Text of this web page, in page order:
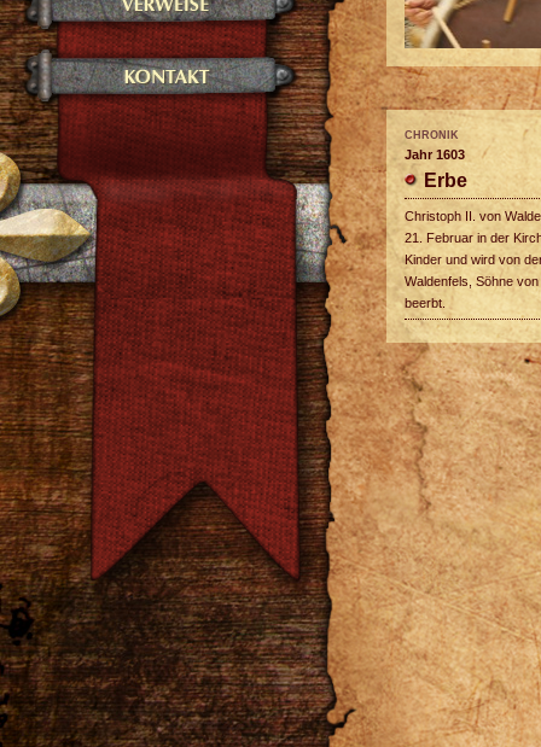
CHRONIK
Jahr 1603
Erbe
Christoph II. von
21. Februar in der
Kinder und wird von
Waldenfels, Söhne
beerbt.